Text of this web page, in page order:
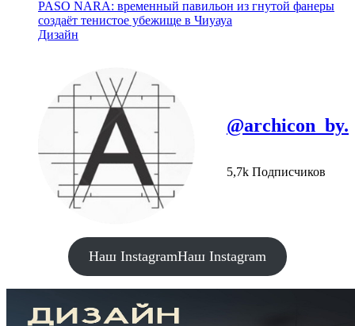
PASO NARA: временный павильон из гнутой фанеры
создаёт тенистое убежище в Чиуауа
Дизайн
@archicon_by.
5,7k Подписчиков
Наш InstagramНаш Instagram